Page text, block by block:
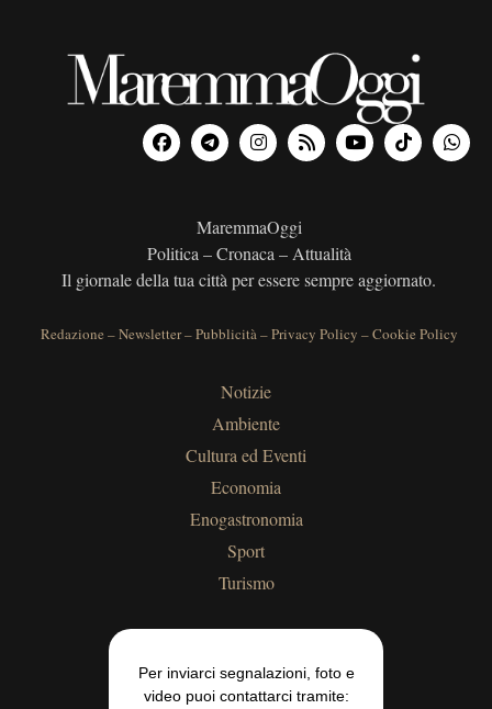
MaremmaOggi
Politica – Cronaca – Attualità
Il giornale della tua città per essere sempre aggiornato.
Redazione –Newsletter–Pubblicità–Privacy Policy –Cookie Policy
Notizie
Ambiente
Cultura ed Eventi
Economia
Enogastronomia
Sport
Turismo
Per inviarci segnalazioni, foto e
video puoi contattarci tramite: